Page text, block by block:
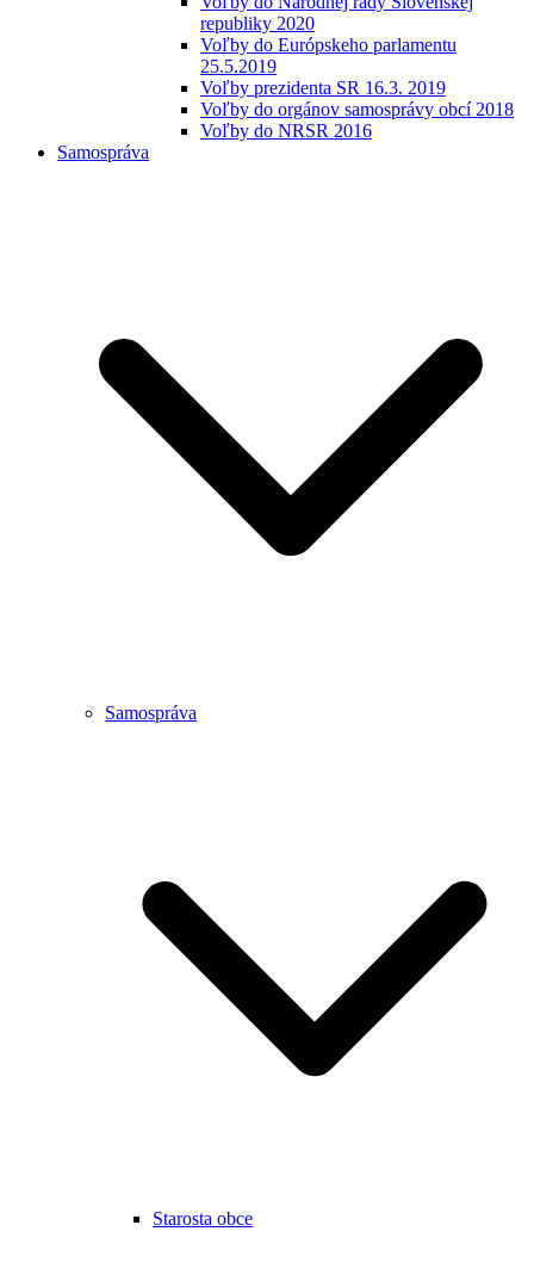
republiky 2020
Voľby do Európskeho parlamentu
25.5.2019
Voľby prezidenta SR 16.3. 2019
Voľby do orgánov samosprávy obcí 2018
Voľby do NRSR 2016
Samospráva
Samospráva
Starosta obce